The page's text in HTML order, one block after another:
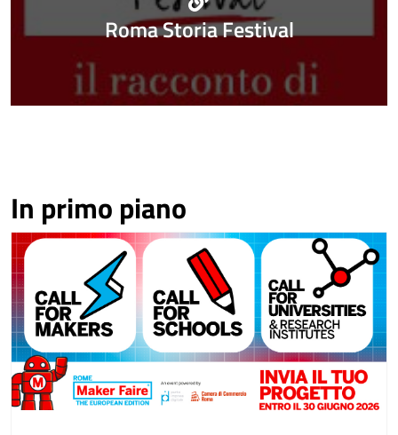
Roma Storia Festival
In primo piano